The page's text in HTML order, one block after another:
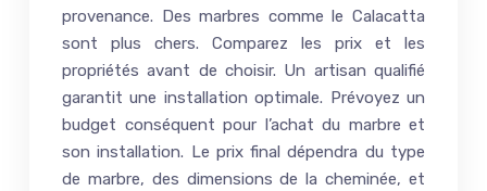
provenance. Des marbres comme le Calacatta
sont plus chers. Comparez les prix et les
propriétés avant de choisir. Un artisan qualifié
garantit une installation optimale. Prévoyez un
budget conséquent pour l’achat du marbre et
son installation. Le prix final dépendra du type
de marbre, des dimensions de la cheminée, et